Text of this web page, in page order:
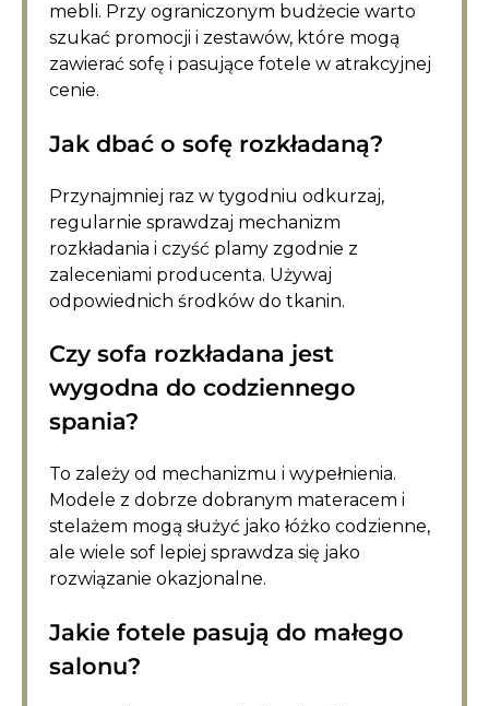
mebli. Przy ograniczonym budżecie warto
szukać promocji i zestawów, które mogą
zawierać sofę i pasujące fotele w atrakcyjnej
cenie.
Jak dbać o sofę rozkładaną?
Przynajmniej raz w tygodniu odkurzaj,
regularnie sprawdzaj mechanizm
rozkładania i czyść plamy zgodnie z
zaleceniami producenta. Używaj
odpowiednich środków do tkanin.
Czy sofa rozkładana jest
wygodna do codziennego
spania?
To zależy od mechanizmu i wypełnienia.
Modele z dobrze dobranym materacem i
stelażem mogą służyć jako łóżko codzienne,
ale wiele sof lepiej sprawdza się jako
rozwiązanie okazjonalne.
Jakie fotele pasują do małego
salonu?